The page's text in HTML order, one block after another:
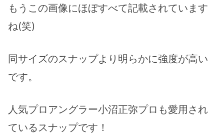
もうこの画像にほぼすべて記載されています
ね(笑)
同サイズのスナップより明らかに強度が高い
です。
人気プロアングラー小沼正弥プロも愛用され
ているスナップです！